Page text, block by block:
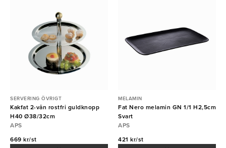
SERVERING ÖVRIGT
Kakfat 2-vån rostfri guldknopp
H40 Ø38/32cm
APS
669 kr/st
MELAMIN
Fat Nero melamin GN 1/1 H2,5cm
Svart
APS
421 kr/st